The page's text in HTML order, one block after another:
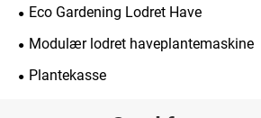
Eco Gardening Lodret Have
Modulær lodret haveplantemaskine
Plantekasse